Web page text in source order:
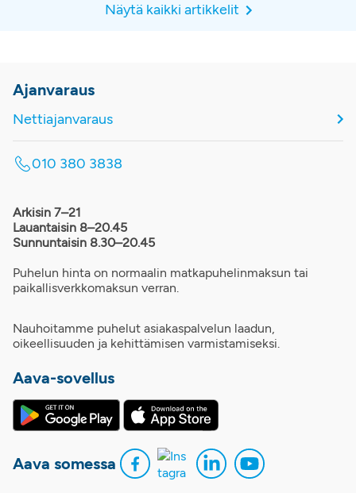
Näytä kaikki artikkelit
Ajanvaraus
Nettiajanvaraus
010 380 3838
Arkisin 7–21
Lauantaisin 8–20.45
Sunnuntaisin 8.30–20.45
Puhelun hinta on normaalin matkapuhelinmaksun tai
paikallisverkkomaksun verran.
Nauhoitamme puhelut asiakaspalvelun laadun,
oikeellisuuden ja kehittämisen varmistamiseksi.
Aava-sovellus
Aava somessa